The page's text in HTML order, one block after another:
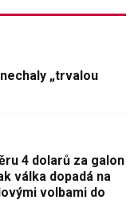
„trvalou
4 dolarů za galon
válka dopadá na
volbami do